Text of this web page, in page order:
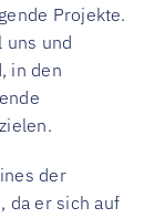
Projekte.
uns und
in den
der
da er sich auf